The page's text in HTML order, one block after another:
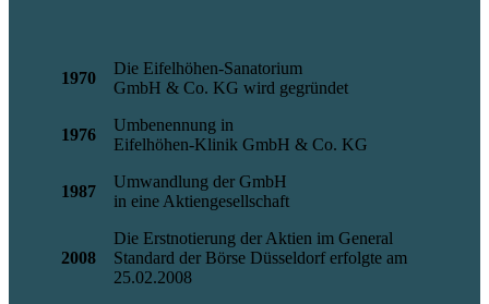
1970
Die Eifelhöhen-Sanatorium
GmbH & Co. KG wird gegründet
1976
Umbenennung in
Eifelhöhen-Klinik GmbH & Co. KG
1987
Umwandlung der GmbH
in eine Aktiengesellschaft
2008
Die Erstnotierung der Aktien im General
Standard der Börse Düsseldorf erfolgte am
25.02.2008